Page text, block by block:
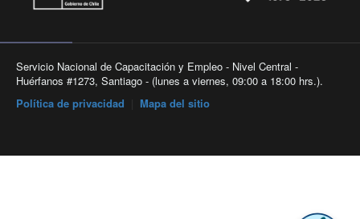
Servicio Nacional de Capacitación y Empleo - Nivel Central -
Huérfanos #1273, Santiago - (lunes a viernes, 09:00 a 18:00 hrs.).
Política de privacidad
Mapa del sitio